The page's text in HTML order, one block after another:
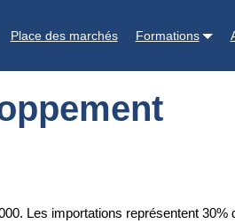
Place des marchés Formations
Les importations représentent